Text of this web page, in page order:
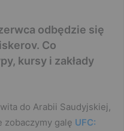
odbędzie się
Co
kursy i zakłady
do Arabii Saudyjskiej,
zobaczymy galę UFC: